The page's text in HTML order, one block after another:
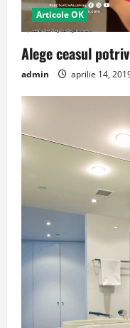
Articole OK
Alege ceasul
admin aprilie 14,